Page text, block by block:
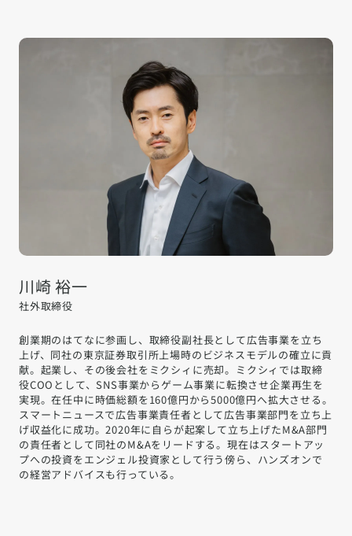
川崎 裕一
社外取締役
創業期のはてなに参画し、取締役副社長として広告事業を立ち
上げ、同社の東京証券取引所上場時のビジネスモデルの確立に貢
献。起業し、その後会社をミクシィに売却。ミクシィでは取締
役COOとして、SNS事業からゲーム事業に転換させ企業再生を
実現。在任中に時価総額を160億円から5000億円へ拡大させる。
スマートニュースで広告事業責任者として広告事業部門を立ち上
げ収益化に成功。2020年に自らが起案して立ち上げたM&A部門
の責任者として同社のM&Aをリードする。現在はスタートアッ
プへの投資をエンジェル投資家として行う傍ら、ハンズオンで
の経営アドバイスも行っている。